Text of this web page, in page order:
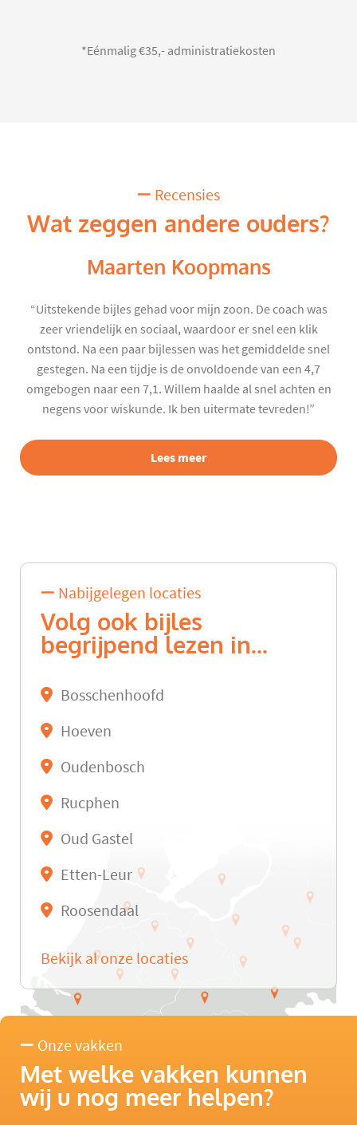
*Eénmalig €35,- administratiekosten
Recensies
Wat zeggen andere ouders?
Maarten Koopmans
“Uitstekende bijles gehad voor mijn zoon. De coach was
zeer vriendelijk en sociaal, waardoor er snel een klik
ontstond. Na een paar bijlessen was het gemiddelde snel
gestegen. Na een tijdje is de onvoldoende van een 4,7
omgebogen naar een 7,1. Willem haalde al snel achten en
negens voor wiskunde. Ik ben uitermate tevreden!”
Lees meer
Nabijgelegen locaties
Volg ook bijles
begrijpend lezen in...
Bosschenhoofd
Hoeven
Oudenbosch
Rucphen
Oud Gastel
Etten-Leur
Roosendaal
Bekijk al onze locaties
Onze vakken
Met welke vakken kunnen
wij u nog meer helpen?